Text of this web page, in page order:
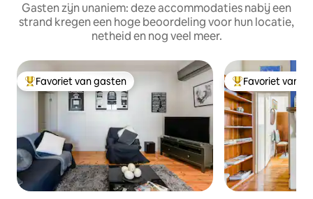
Gasten zijn unaniem: deze accommodaties nabij een
strand kregen een hoge beoordeling voor hun locatie,
netheid en nog veel meer.
Topfavoriet van gasten
Favoriet van gasten Topfavoriet van
Favoriet van